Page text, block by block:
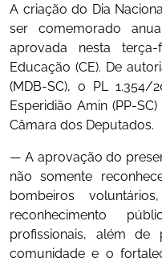
A criação do Dia
ser comemorado
aprovada nesta
Educação (CE). De
(MDB-SC), o PL
Esperidião Amin (PP-
Câmara dos Deputados.
— A aprovação do
não somente
bombeiros
reconhecimento
profissionais, além
comunidade e o